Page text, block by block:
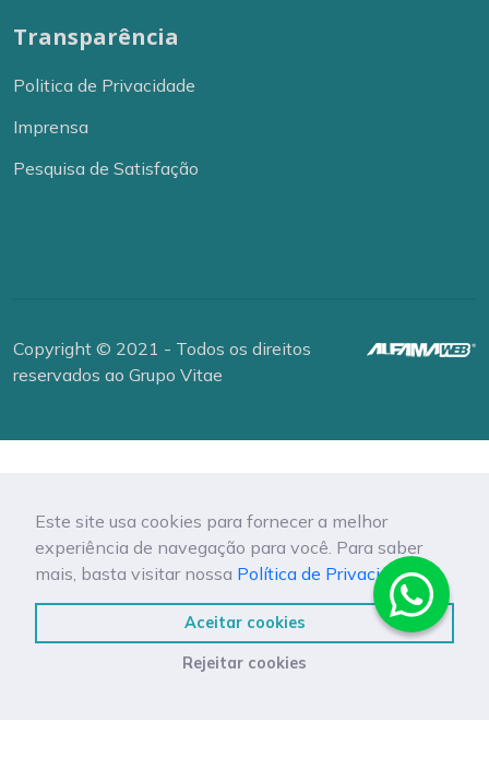
Transparência
Politica de Privacidade
Imprensa
Pesquisa de Satisfação
Copyright © 2021 - Todos os direitos
reservados ao Grupo Vitae
Este site usa cookies para fornecer a melhor
experiência de navegação para você. Para saber
mais, basta visitar nossa Política de Privacidade.
Aceitar cookies
Rejeitar cookies